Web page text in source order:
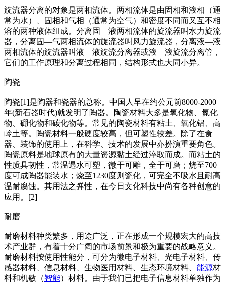
旋流器分离的对象是两相流体。两相流体是由固相和液相（通
常为水）、固相和气相（通常为空气）和密度不同而又互不相
溶的两种液体组成。分离固—液两相流体的旋流器叫水力旋流
器，分离固—气两相流体的旋流器叫风力旋流器，分离液—液
两相流体的旋流器叫液—液旋流分离器或液—液旋流分离管，
它们的工作原理和分离过程相同，结构形式也大同小异。
陶瓷
陶瓷[1]是陶器和瓷器的总称。中国人早在约公元前8000-2000
年(新石器时代)就发明了陶器。陶瓷材料大多是氧化物、氮化
物、硼化物和碳化物等。常见的陶瓷材料有粘土、氧化铝、高
岭土等。陶瓷材料一般硬度较高，但可塑性较差。除了在食
器、装饰的使用上，在科学、技术的发展中亦扮演重要角色。
陶瓷原料是地球原有的大量资源黏土经过淬取而成。而粘土的
性质具韧性，常温遇水可塑，微干可雕，全干可磨；烧至700
度可成陶器能装水；烧至1230度则瓷化，可完全不吸水且耐高
温耐腐蚀。其用法之弹性，在今日文化科技中尚有各种创意的
应用。[2]
耐磨
耐磨材料种类繁多，用途广泛，正在形成一个规模宏大的高技
术产业群，有着十分广阔的市场前景和极为重要的战略意义。
耐磨材料按使用性能分，可分为微电子材料、光电子材料、传
感器材料、信息材料、生物医用材料、生态环境材料、 能源材
料和机敏（智能）材料。由于我们已把电子信息材料单独作为